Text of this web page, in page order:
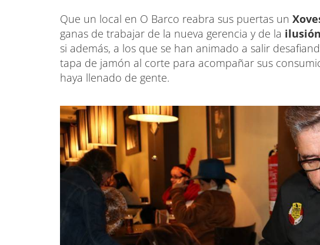
Que un local en O Barco reabra sus puertas un
ganas de trabajar de la nueva gerencia y de la ilusión
si además, a los que se han animado a salir
tapa de jamón al corte para acompañar sus
haya llenado de gente.